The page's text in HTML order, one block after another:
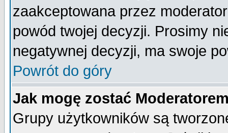
zaakceptowana przez
powód twojej decyzji. Prosimy
negatywnej decyzji, ma swoje
Powrót do góry
Jak mogę zostać
Grupy użytkowników są